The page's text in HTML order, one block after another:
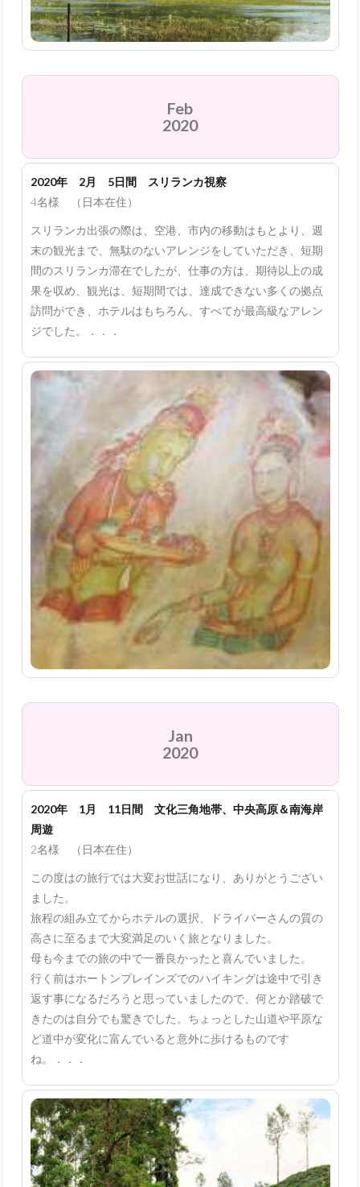
Feb
2020
2020年 2月 5日間 スリランカ視察
4名様 （日本在住）
スリランカ出張の際は、空港、市内の移動はもとより、週
末の観光まで、無駄のないアレンジをしていただき、短期
間のスリランカ滞在でしたが、仕事の方は、期待以上の成
果を収め、観光は、短期間では、達成できない多くの拠点
訪問ができ、ホテルはもちろん、すべてが最高級なアレン
ジでした。．．．
Jan
2020
2020年 1月 11日間 文化三角地帯、中央高原＆南海岸
周遊
2名様 （日本在住）
この度はの旅行では大変お世話になり、ありがとうござい
ました。
旅程の組み立てからホテルの選択、ドライバーさんの質の
高さに至るまで大変満足のいく旅となりました。
母も今までの旅の中で一番良かったと喜んでいました。
行く前はホートンプレインズでのハイキングは途中で引き
返す事になるだろうと思っていましたので、何とか踏破で
きたのは自分でも驚きでした。ちょっとした山道や平原な
ど道中が変化に富んでいると意外に歩けるものです
ね。．．．